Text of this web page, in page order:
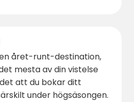
Gård den perfekta
allt det vackra
erbjuda.
året-runt-destination,
mesta av din vistelse
att du bokar ditt
under högsäsongen.